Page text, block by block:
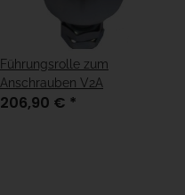
Führungsrolle zum
Anschrauben V2A
206,90 € *